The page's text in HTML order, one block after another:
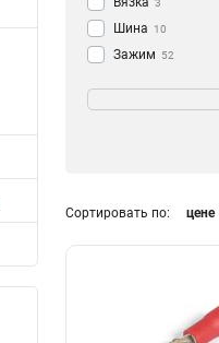
3
Шина 10
Зажим 52
1-4мм² 3
1.5-4мм²
6-16мм² 10
1
Сортировать по: цене